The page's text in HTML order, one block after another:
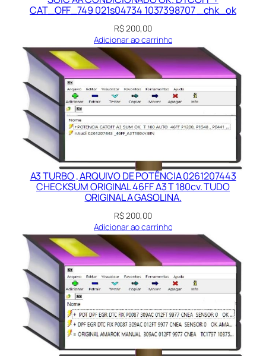
CAT_OFF_749 021s04734 1037398707 _chk_ok
R$200,00
Adicionar ao carrinho
A3 TURBO , ARQUIVO DE POTÊNCIA 0261207443
CHECKSUM ORIGINAL 46FF A3 T 180cv. TUDO
ORIGINAL A GASOLINA.
R$200,00
Adicionar ao carrinho